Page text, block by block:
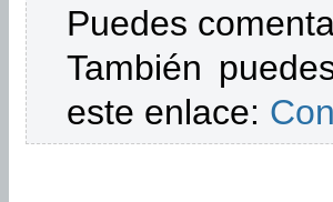
Puedes
También
este enlace: